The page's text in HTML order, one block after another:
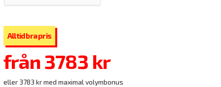
från3783 kr
eller 3783 kr med maximal volymbonus